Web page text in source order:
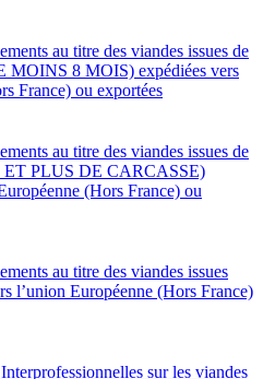
au titre des viandes issues de
8 MOIS) expédiées vers
France) ou exportées
au titre des viandes issues de
PLUS DE CARCASSE)
(Hors France) ou
au titre des viandes issues
l’union Européenne (Hors France)
sur les viandes